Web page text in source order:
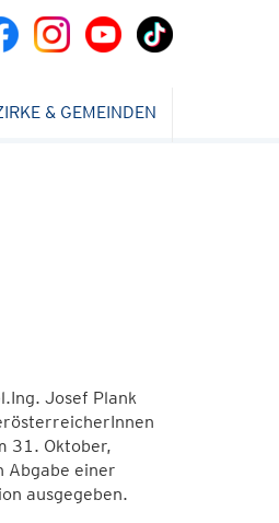
& GEMEINDEN
Josef Plank
31. Oktober,
Abgabe einer
ausgegeben.